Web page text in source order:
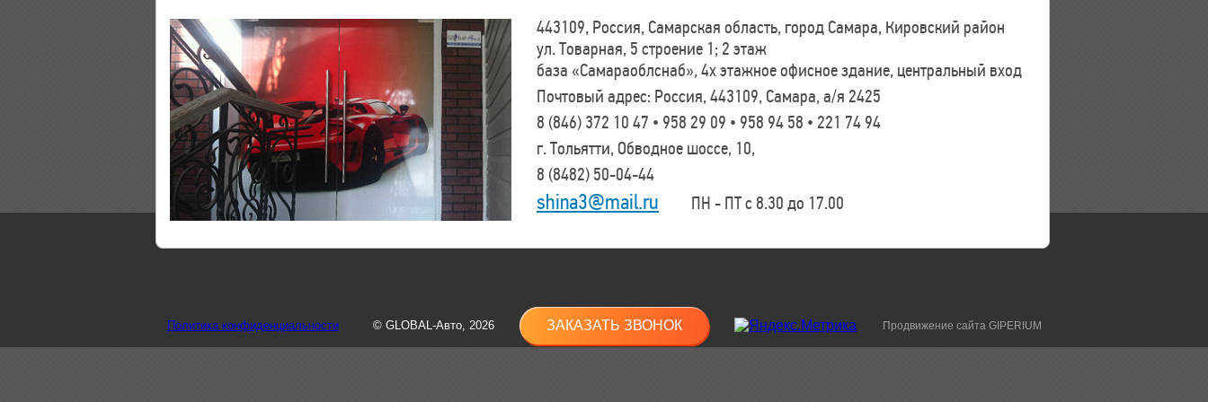
443109, Россия, Самарская область, город Самара, Кировский район
ул. Товарная, 5 строение 1; 2 этаж
база «Самараоблснаб», 4х этажное офисное здание, центральный вход
Почтовый адрес: Россия, 443109, Самара, а/я 2425
8 (846) 372 10 47 • 958 29 09 • 958 94 58 • 221 74 94
г. Тольятти, Обводное шоссе, 10,
8 (8482) 50-04-44
shina3@mail.ru ПН - ПТ с 8.30 до 17.00
Политика конфиденциальности © GLOBAL-Авто, 2026 ЗАКАЗАТЬ ЗВОНОК Продвижение сайта GIPERIUM